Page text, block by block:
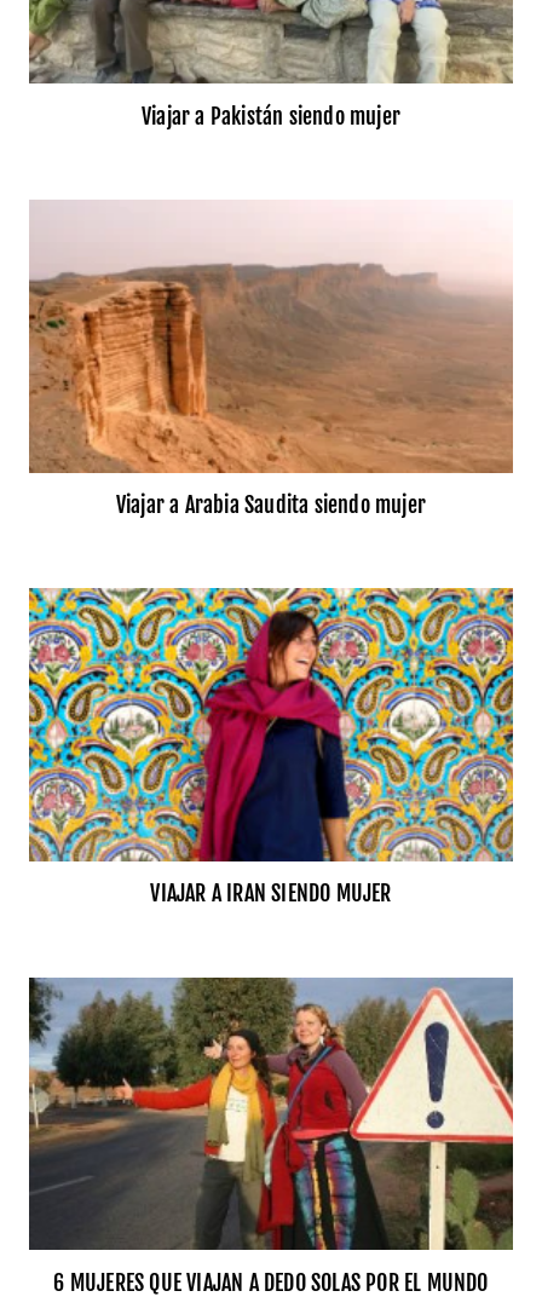
Viajar a Pakistán siendo mujer
Viajar a Arabia Saudita siendo mujer
VIAJAR A IRAN SIENDO MUJER
6 MUJERES QUE VIAJAN A DEDO SOLAS POR EL MUNDO